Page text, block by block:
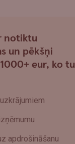
notiktu
un pēkšņi
eur, ko tu
apdrošināšanu